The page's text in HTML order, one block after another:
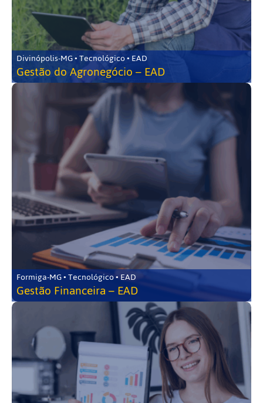
Divinópolis-MG • Tecnológico • EAD
Gestão do Agronegócio – EAD
Formiga-MG • Tecnológico • EAD
Gestão Financeira – EAD